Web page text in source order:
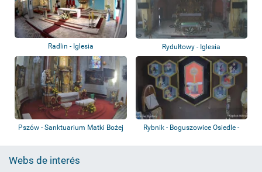
Radlin - Iglesia Rydułtowy - Iglesia
Pszów - Sanktuarium Matki Bożej
Rybnik - Boguszowice Osiedle -
Webs de interés